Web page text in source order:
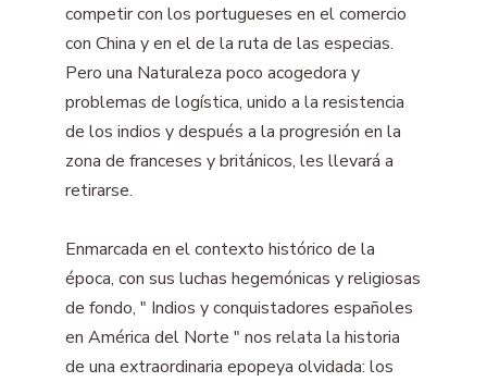
competir con los portugueses en el comercio
con China y en el de la ruta de las especias.
Pero una Naturaleza poco acogedora y
problemas de logística, unido a la resistencia
de los indios y después a la progresión en la
zona de franceses y británicos, les llevará a
retirarse.
Enmarcada en el contexto histórico de la
época, con sus luchas hegemónicas y religiosas
de fondo, " Indios y conquistadores españoles
en América del Norte " nos relata la historia
de una extraordinaria epopeya olvidada: los